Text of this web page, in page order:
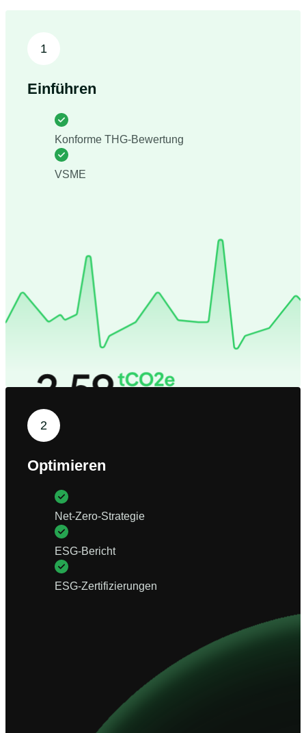
1
Einführen
Konforme THG-Bewertung
VSME
2
Optimieren
Net-Zero-Strategie
ESG-Bericht
ESG-Zertifizierungen